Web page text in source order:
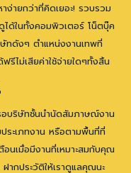
ง่ายกว่าที่คิดเยอะ! รวบรวม
ได้ในทั้งคอมพิวเตอร์ โน็ตบุ๊ค
ทดังๆ ตำแหน่งงานเทพที่
รีไม่เสียค่าใช้จ่ายใดๆทั้งสิ้น
บริษัทชั้นนำนัดสัมภาษณ์งาน
ระเภทงาน หรือตามพื้นที่ที่
นเมื่อมีงานที่เหมาะสมกับคุณ
ากประวัติให้เราดูแลคุณนะ